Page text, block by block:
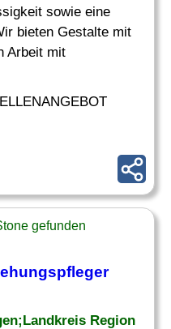
sowie eine
bieten Gestalte mit
Arbeit mit
gefunden
Region